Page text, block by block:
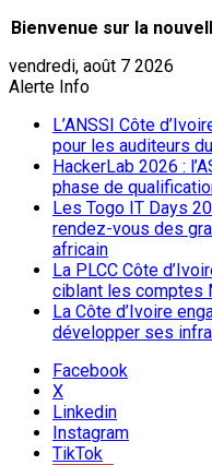
Bienvenue sur la
vendredi, août 7 2026
Alerte Info
L’ANSSI Côte
pour les auditeurs
HackerLab 2026 :
phase de
Les Togo IT Days
rendez-vous des
africain
La PLCC Côte
ciblant les comptes
La Côte d’Ivoire
développer ses
Facebook
X
Linkedin
Instagram
TikTok